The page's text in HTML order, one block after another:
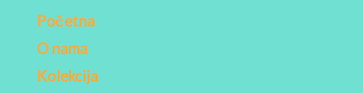
Početna
O nama
Kolekcija